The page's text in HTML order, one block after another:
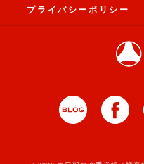
プライバシーポリシー